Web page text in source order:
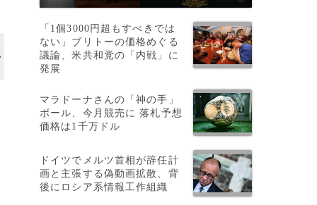
「1個3000円超もすべきでは
ない」ブリトーの価格めぐる
議論、米共和党の「内戦」に
発展
マラドーナさんの「神の手」
ボール、今月競売に 落札予想
価格は1千万ドル
ドイツでメルツ首相が辞任計
画と主張する偽動画拡散、背
後にロシア系情報工作組織